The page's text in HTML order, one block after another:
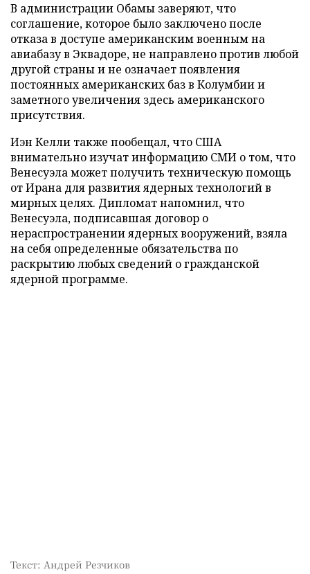
В администрации Обамы заверяют, что
соглашение, которое было заключено после
отказа в доступе американским военным на
авиабазу в Эквадоре, не направлено против любой
другой страны и не означает появления
постоянных американских баз в Колумбии и
заметного увеличения здесь американского
присутствия.
Иэн Келли также пообещал, что США
внимательно изучат информацию СМИ о том, что
Венесуэла может получить техническую помощь
от Ирана для развития ядерных технологий в
мирных целях. Дипломат напомнил, что
Венесуэла, подписавшая договор о
нераспространении ядерных вооружений, взяла
на себя определенные обязательства по
раскрытию любых сведений о гражданской
ядерной программе.
Текст: Андрей Резчиков